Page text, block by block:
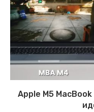
Apple M5